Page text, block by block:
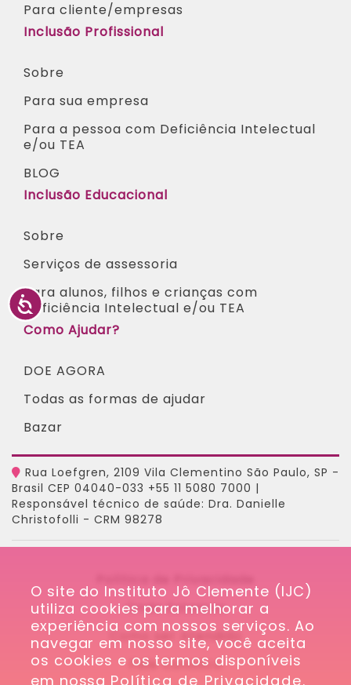
O site do Instituto Jô Clemente (IJC)
utiliza cookies para melhorar a
experiência com nossos serviços. Ao
navegar em nosso site, você aceita
os cookies e os termos disponíveis
em nossa Política de Privacidade.
Para cliente/empresas
Inclusão Profissional
Sobre
Para sua empresa
Para a pessoa com Deficiência Intelectual
e/ou TEA​
BLOG
Inclusão Educacional
Sobre
Serviços de assessoria
Para alunos, filhos e crianças com
Deficiência Intelectual e/ou TEA ​
Como Ajudar?
DOE AGORA
Todas as formas de ajudar
Bazar
Rua Loefgren, 2109 Vila Clementino São Paulo, SP -
Brasil CEP 04040-033 +55 11 5080 7000 |
Responsável técnico de saúde: Dra. Danielle
Christofolli - CRM 98278
Onde Estamos
Como ser Atendido
Fale Conosco